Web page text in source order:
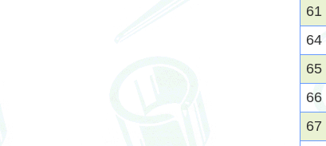
61
64
65
66
67